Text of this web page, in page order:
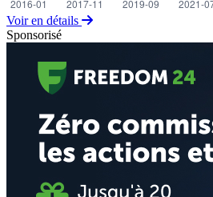
Voir en détails
Sponsorisé